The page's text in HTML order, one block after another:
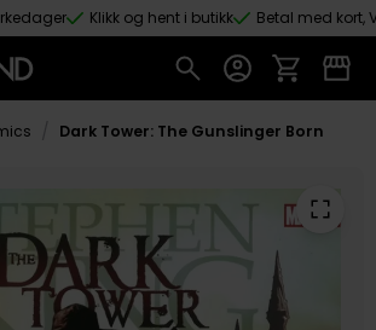
Klikk og hent i butikk Betal med kort,
Dark Tower: The Gunslinger Born